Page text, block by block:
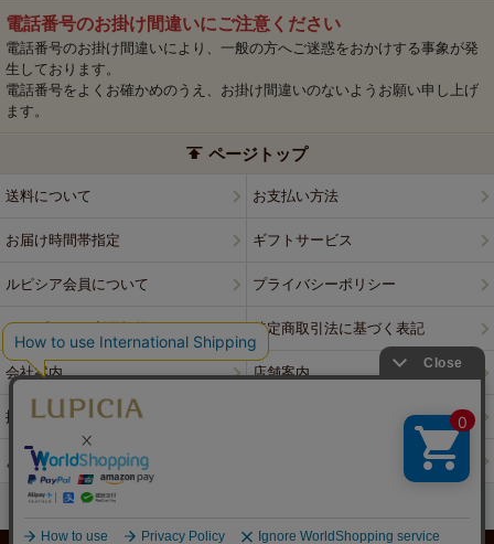
電話番号のお掛け間違いにご注意ください
電話番号のお掛け間違いにより、一般の方へご迷惑をおかけする事象が発
生しております。
電話番号をよくお確かめのうえ、お掛け間違いのないようお願い申し上げ
ます。
ページトップ
送料について お支払い方法
お届け時間帯指定 ギフトサービス
ルピシア会員について プライバシーポリシー
ウェブサイト利用規約 特定商取引法に基づく表記
会社案内 店舗案内
採用情報
よくある質問